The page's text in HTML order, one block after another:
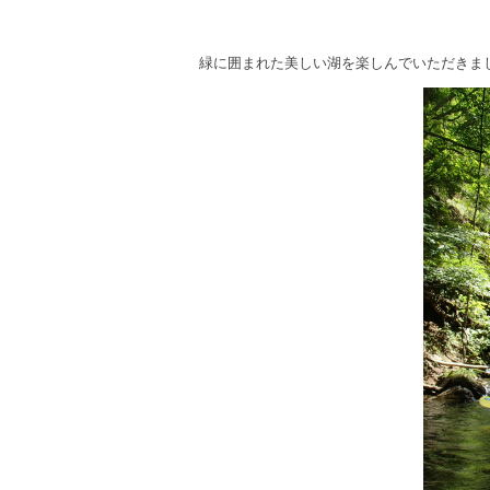
緑に囲まれた美しい湖を楽しんでいただきま